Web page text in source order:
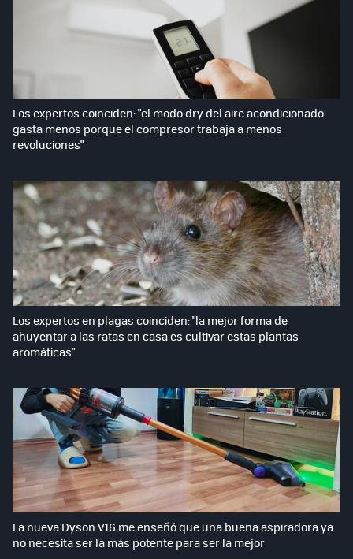
Los expertos coinciden: "el modo dry del aire acondicionado
gasta menos porque el compresor trabaja a menos
revoluciones"
Los expertos en plagas coinciden: "la mejor forma de
ahuyentar a las ratas en casa es cultivar estas plantas
aromáticas"
La nueva Dyson V16 me enseñó que una buena aspiradora ya
no necesita ser la más potente para ser la mejor